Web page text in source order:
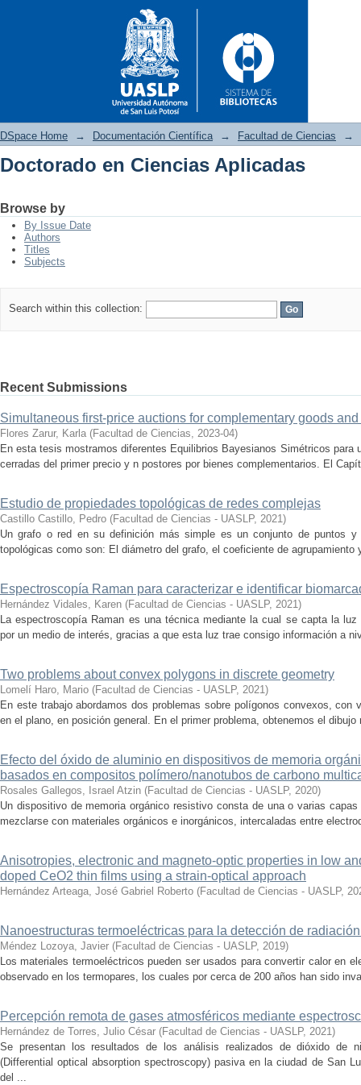
DSpace Home → Documentación Científica → Facultad de Ciencias →
Doctorado en Ciencias Aplicadas
Browse by
By Issue Date
Authors
Titles
Subjects
Search within this collection:
Recent Submissions
Simultaneous first-price auctions for complementary goods
Flores Zarur, Karla (Facultad de Ciencias, 2023-04)
En esta tesis mostramos diferentes Equilibrios Bayesianos Simétricos para
cerradas del primer precio y n postores por bienes complementarios. El
Estudio de propiedades topológicas de redes complejas
Castillo Castillo, Pedro (Facultad de Ciencias - UASLP, 2021)
Un grafo o red en su definición más simple es un conjunto de puntos
topológicas como son: El diámetro del grafo, el coeficiente de
Espectroscopía Raman para caracterizar e identificar
Hernández Vidales, Karen (Facultad de Ciencias - UASLP, 2021)
La espectroscopía Raman es una técnica mediante la cual se capta la
por un medio de interés, gracias a que esta luz trae consigo información a
Two problems about convex polygons in discrete geometry
Lomelí Haro, Mario (Facultad de Ciencias - UASLP, 2021)
En este trabajo abordamos dos problemas sobre polígonos convexos, con
en el plano, en posición general. En el primer problema, obtenemos el
Efecto del óxido de aluminio en dispositivos de memoria
basados en compositos polímero/nanotubos de carbono
Rosales Gallegos, Israel Atzin (Facultad de Ciencias - UASLP, 2020)
Un dispositivo de memoria orgánico resistivo consta de una o varias
mezclarse con materiales orgánicos e inorgánicos, intercaladas entre
Anisotropies, electronic and magneto-optic properties in low
doped CeO2 thin films using a strain-optical approach
Hernández Arteaga, José Gabriel Roberto (Facultad de Ciencias - UASLP,
Nanoestructuras termoeléctricas para la detección de
Méndez Lozoya, Javier (Facultad de Ciencias - UASLP, 2019)
Los materiales termoeléctricos pueden ser usados para convertir calor en
observado en los termopares, los cuales por cerca de 200 años han sido
Percepción remota de gases atmosféricos mediante
Hernández de Torres, Julio César (Facultad de Ciencias - UASLP, 2021)
Se presentan los resultados de los análisis realizados de dióxido de
(Differential optical absorption spectroscopy) pasiva en la ciudad de San
del ...